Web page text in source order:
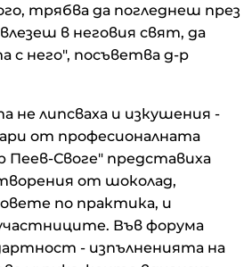
трябва да погледнеш през
в неговия свят, да
него", посъветва д-р
не липсваха и изкушения -
от професионалната
Пеев-Своге" представиха
от шоколад,
по практика, и
Във форума
- изпълненията на